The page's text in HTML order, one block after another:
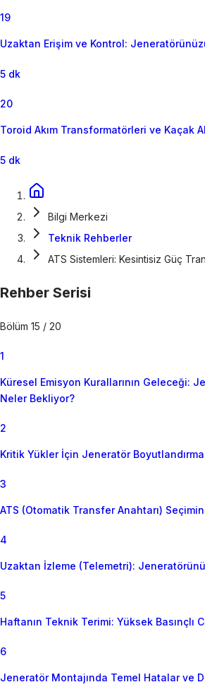
19
Uzaktan Erişim ve Kontrol:
5 dk
20
Toroid Akım Transformatörleri ve Kaçak
5 dk
Bilgi Merkezi
Teknik Rehberler
ATS Sistemleri: Kesintisiz Güç
Rehber Serisi
Bölüm 15 / 20
1
Küresel Emisyon Kurallarının Geleceği:
Neler Bekliyor?
2
Kritik Yükler İçin Jeneratör
3
ATS (Otomatik Transfer Anahtarı)
4
Uzaktan İzleme (Telemetri):
5
Haftanın Teknik Terimi: Yüksek Basınçlı
6
Jeneratör Montajında Temel Hatalar ve